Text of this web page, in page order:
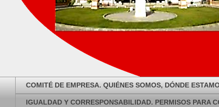
COMITÉ DE EMPRESA. QUIÉNES SOMOS, DÓNDE
IGUALDAD Y CORRESPONSABILIDAD. PERMISOS PARA